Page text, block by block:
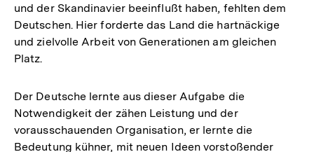
und der Skandinavier beeinflußt haben, fehlten dem
Deutschen. Hier forderte das Land die hartnäckige
und zielvolle Arbeit von Generationen am gleichen
Platz.
Der Deutsche lernte aus dieser Aufgabe die
Notwendigkeit der zähen Leistung und der
vorausschauenden Organisation, er lernte die
Bedeutung kühner, mit neuen Ideen vorstoßender